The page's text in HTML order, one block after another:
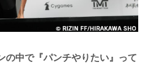
中で『パンチやりたい』って